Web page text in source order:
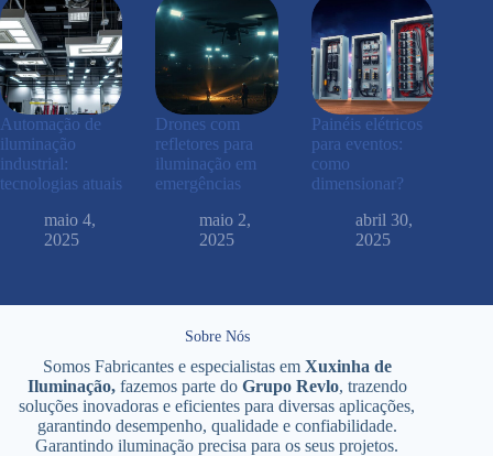
Automação de
iluminação
industrial:
tecnologias atuais
maio 4,
2025
Drones com
refletores para
iluminação em
emergências
maio 2,
2025
Painéis elétricos
para eventos:
como
dimensionar?
abril 30,
2025
Sobre Nós
Somos Fabricantes e especialistas em Xuxinha de
Iluminação,fazemos parte do Grupo Revlo, trazendo
soluções inovadoras e eficientes para diversas aplicações,
garantindo desempenho, qualidade e confiabilidade.
Garantindo iluminação precisa para os seus projetos.